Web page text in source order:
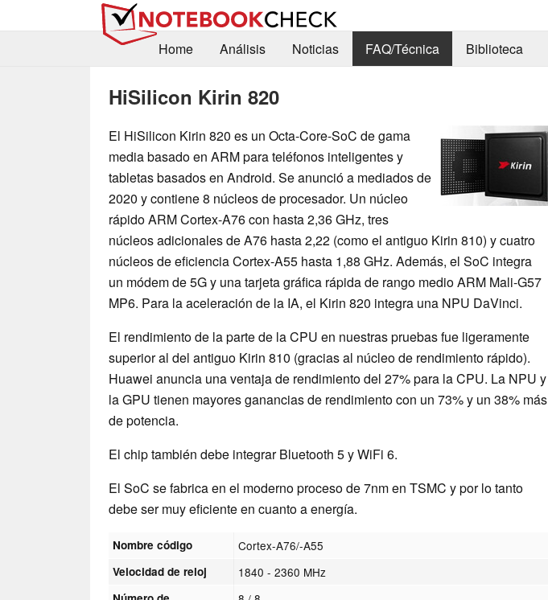
Home
Análisis Noticias FAQ/Técnica Biblioteca
HiSilicon Kirin 820
El HiSilicon Kirin 820 es un Octa-Core-SoC de gama
media basado en ARM para teléfonos inteligentes y
tabletas basados en Android. Se anunció a mediados de
2020 y contiene 8 núcleos de procesador. Un núcleo
rápido ARM Cortex-A76 con hasta 2,36 GHz, tres
núcleos adicionales de A76 hasta 2,22 (como el antiguo Kirin 810) y cuatro
núcleos de eficiencia Cortex-A55 hasta 1,88 GHz. Además, el SoC integra
un módem de 5G y una tarjeta gráfica rápida de rango medio ARM Mali-G57
MP6. Para la aceleración de la IA, el Kirin 820 integra una NPU DaVinci.
El rendimiento de la parte de la CPU en nuestras pruebas fue ligeramente
superior al del antiguo Kirin 810 (gracias al núcleo de rendimiento rápido).
Huawei anuncia una ventaja de rendimiento del 27% para la CPU. La NPU y
la GPU tienen mayores ganancias de rendimiento con un 73% y un 38% más
de potencia.
El chip también debe integrar Bluetooth 5 y WiFi 6.
El SoC se fabrica en el moderno proceso de 7nm en TSMC y por lo tanto
debe ser muy eficiente en cuanto a energía.
Nombre código Cortex-A76/-A55
Velocidad de reloj 1840 - 2360 MHz